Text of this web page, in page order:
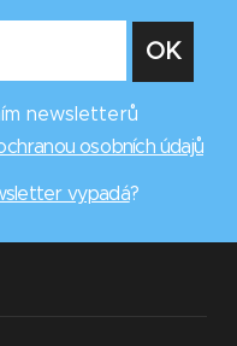
newsletterů
osobních údajů
vypadá?